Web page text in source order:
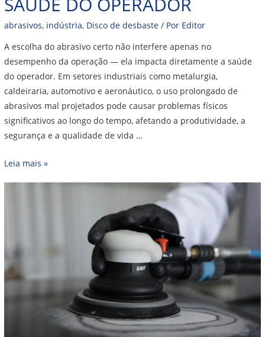
abrasivos, indústria, Disco de desbaste / Por Editor
A escolha do abrasivo certo não interfere apenas no
desempenho da operação — ela impacta diretamente a saúde
do operador. Em setores industriais como metalurgia,
caldeiraria, automotivo e aeronáutico, o uso prolongado de
abrasivos mal projetados pode causar problemas físicos
significativos ao longo do tempo, afetando a produtividade, a
segurança e a qualidade de vida …
Leia mais »